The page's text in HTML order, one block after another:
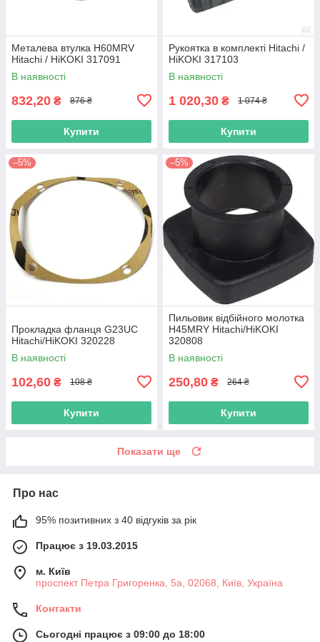
Металева втулка H60MRV
Hitachi / HiKOKI 317091
В наявності
832,20 ₴ 876 ₴
Купити
Рукоятка в комплекті Hitachi /
HiKOKI 317103
В наявності
1 020,30 ₴ 1 074 ₴
Купити
–5%
Прокладка фланця G23UC
Hitachi/HiKOKI 320228
В наявності
102,60 ₴ 108 ₴
Купити
–5%
Пильовик відбійного молотка
H45MRY Hitachi/HiKOKI
320808
В наявності
250,80 ₴ 264 ₴
Купити
Показати ще
Про нас
95% позитивних з 40 відгуків за рік
Працює з 19.03.2015
м. Київ
проспект Петра Григоренка, 5а, 02068, Київ, Україна
Контакти
Сьогодні працює з 09:00 до 18:00